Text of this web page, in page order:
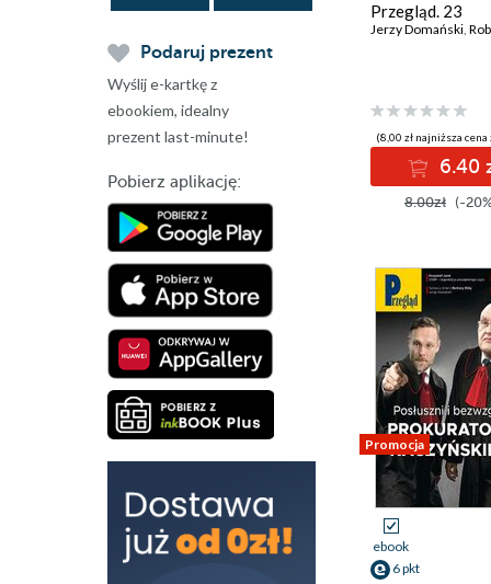
Podaruj prezent
Wyślij e-kartkę z
ebookiem, idealny
prezent last-minute!
Pobierz aplikację:
Przegląd. 23
Jerzy Domański,
(8,00 zł najniższa cena
6.40
8.00zł (-
Promocja
ebook
6 pkt